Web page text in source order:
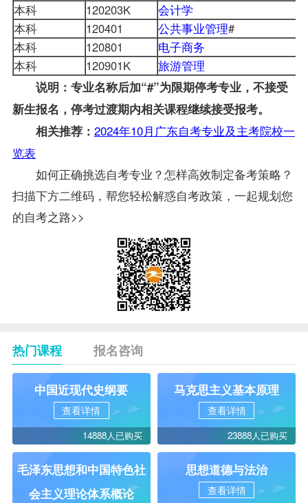
本科
120203K
会计学
本科
120401 公共事业管理#
本科
120801
电子商务
本科
120901K
旅游管理
说明：专业名称后加“#”为限期停考专业，不接受
新生报名，停考过渡期内相关课程继续接受报考。
相关推荐： 2024年10月广东自考专业及主考院校一
览表
如何正确挑选自考专业？怎样高效制定备考策略？
扫描下方二维码，帮您轻松解惑自考政策，一起规划您
的自考之路>>
热门课程 报名咨询
中国近现代史纲要
查看详情
14888人已购买
马克思主义基本原理
查看详情
23888人已购买
毛泽东思想和中国特色社
会主义理论体系概论
思想道德与法治
查看详情